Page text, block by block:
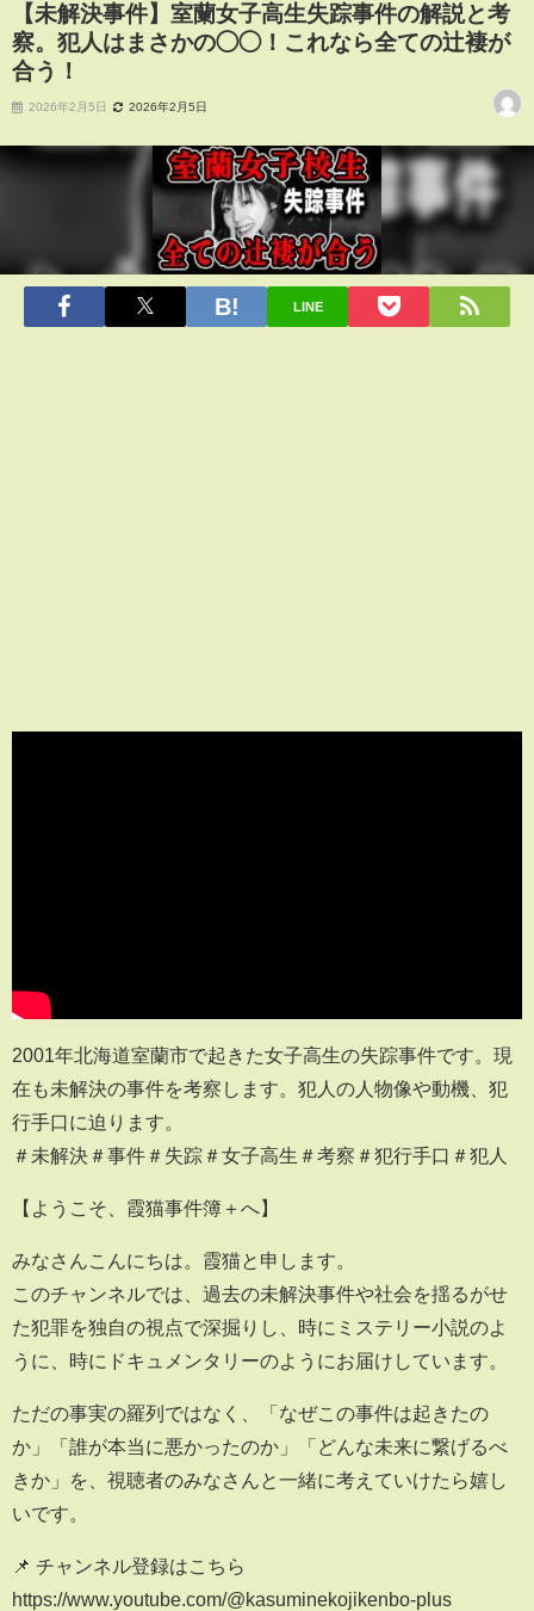
【未解決事件】室蘭女子高生失踪事件の解説と考
察。犯人はまさかの◯◯！これなら全ての辻褄が
合う！
2026年2月5日 2026年2月5日
LINE
2001年北海道室蘭市で起きた女子高生の失踪事件です。現
在も未解決の事件を考察します。犯人の人物像や動機、犯
行手口に迫ります。
＃未解決＃事件＃失踪＃女子高生＃考察＃犯行手口＃犯人
【ようこそ、霞猫事件簿＋へ】
みなさんこんにちは。霞猫と申します。
このチャンネルでは、過去の未解決事件や社会を揺るがせ
た犯罪を独自の視点で深掘りし、時にミステリー小説のよ
うに、時にドキュメンタリーのようにお届けしています。
ただの事実の羅列ではなく、「なぜこの事件は起きたの
か」「誰が本当に悪かったのか」「どんな未来に繋げるべ
きか」を、視聴者のみなさんと一緒に考えていけたら嬉し
いです。
📌 チャンネル登録はこちら
https://www.youtube.com/@kasuminekojikenbo-plus